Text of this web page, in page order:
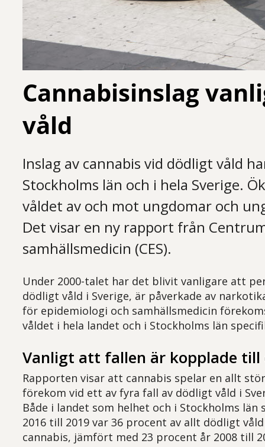
Cannabisinslag
våld
Inslag av cannabis vid dödligt våld
Stockholms län och i hela Sverige.
våldet av och mot ungdomar och
Det visar en ny rapport från
samhällsmedicin (CES).
Under 2000-talet har det blivit vanligare att
dödligt våld i Sverige, är påverkade av
för epidemiologi och samhällsmedicin
våldet i hela landet och i Stockholms län
Vanligt att fallen är kopplade till
Rapporten visar att cannabis spelar en allt
förekom vid ett av fyra fall av dödligt våld i
Både i landet som helhet och i Stockholms län
2016 till 2019 var 36 procent av allt dödligt
cannabis, jämfört med 23 procent år 2008 till